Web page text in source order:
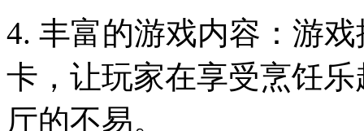
4. 丰富的游戏内容：游
卡，让玩家在享受烹饪
厅的不易。